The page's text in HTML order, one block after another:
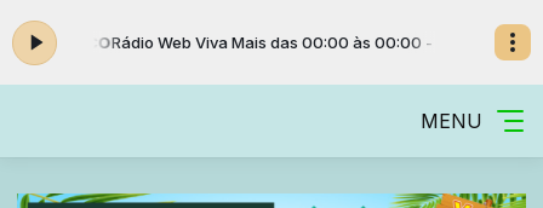
DO LOUCORádio Web Viva Mais das 00:00 às 00:00 -Tocando
MENU